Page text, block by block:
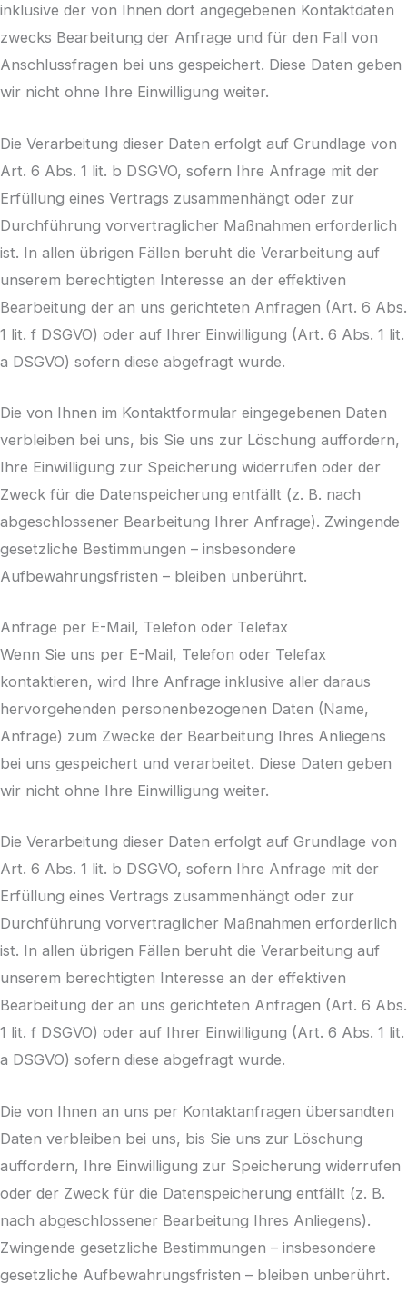
inklusive der von Ihnen dort angegebenen Kontaktdaten
zwecks Bearbeitung der Anfrage und für den Fall von
Anschlussfragen bei uns gespeichert. Diese Daten geben
wir nicht ohne Ihre Einwilligung weiter.
Die Verarbeitung dieser Daten erfolgt auf Grundlage von
Art. 6 Abs. 1 lit. b DSGVO, sofern Ihre Anfrage mit der
Erfüllung eines Vertrags zusammenhängt oder zur
Durchführung vorvertraglicher Maßnahmen erforderlich
ist. In allen übrigen Fällen beruht die Verarbeitung auf
unserem berechtigten Interesse an der effektiven
Bearbeitung der an uns gerichteten Anfragen (Art. 6 Abs.
1 lit. f DSGVO) oder auf Ihrer Einwilligung (Art. 6 Abs. 1 lit.
a DSGVO) sofern diese abgefragt wurde.
Die von Ihnen im Kontaktformular eingegebenen Daten
verbleiben bei uns, bis Sie uns zur Löschung auffordern,
Ihre Einwilligung zur Speicherung widerrufen oder der
Zweck für die Datenspeicherung entfällt (z. B. nach
abgeschlossener Bearbeitung Ihrer Anfrage). Zwingende
gesetzliche Bestimmungen – insbesondere
Aufbewahrungsfristen – bleiben unberührt.
Anfrage per E-Mail, Telefon oder Telefax
Wenn Sie uns per E-Mail, Telefon oder Telefax
kontaktieren, wird Ihre Anfrage inklusive aller daraus
hervorgehenden personenbezogenen Daten (Name,
Anfrage) zum Zwecke der Bearbeitung Ihres Anliegens
bei uns gespeichert und verarbeitet. Diese Daten geben
wir nicht ohne Ihre Einwilligung weiter.
Die Verarbeitung dieser Daten erfolgt auf Grundlage von
Art. 6 Abs. 1 lit. b DSGVO, sofern Ihre Anfrage mit der
Erfüllung eines Vertrags zusammenhängt oder zur
Durchführung vorvertraglicher Maßnahmen erforderlich
ist. In allen übrigen Fällen beruht die Verarbeitung auf
unserem berechtigten Interesse an der effektiven
Bearbeitung der an uns gerichteten Anfragen (Art. 6 Abs.
1 lit. f DSGVO) oder auf Ihrer Einwilligung (Art. 6 Abs. 1 lit.
a DSGVO) sofern diese abgefragt wurde.
Die von Ihnen an uns per Kontaktanfragen übersandten
Daten verbleiben bei uns, bis Sie uns zur Löschung
auffordern, Ihre Einwilligung zur Speicherung widerrufen
oder der Zweck für die Datenspeicherung entfällt (z. B.
nach abgeschlossener Bearbeitung Ihres Anliegens).
Zwingende gesetzliche Bestimmungen – insbesondere
gesetzliche Aufbewahrungsfristen – bleiben unberührt.